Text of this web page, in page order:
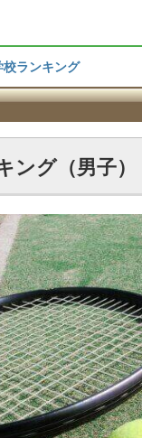
ランキング
ング（男子）